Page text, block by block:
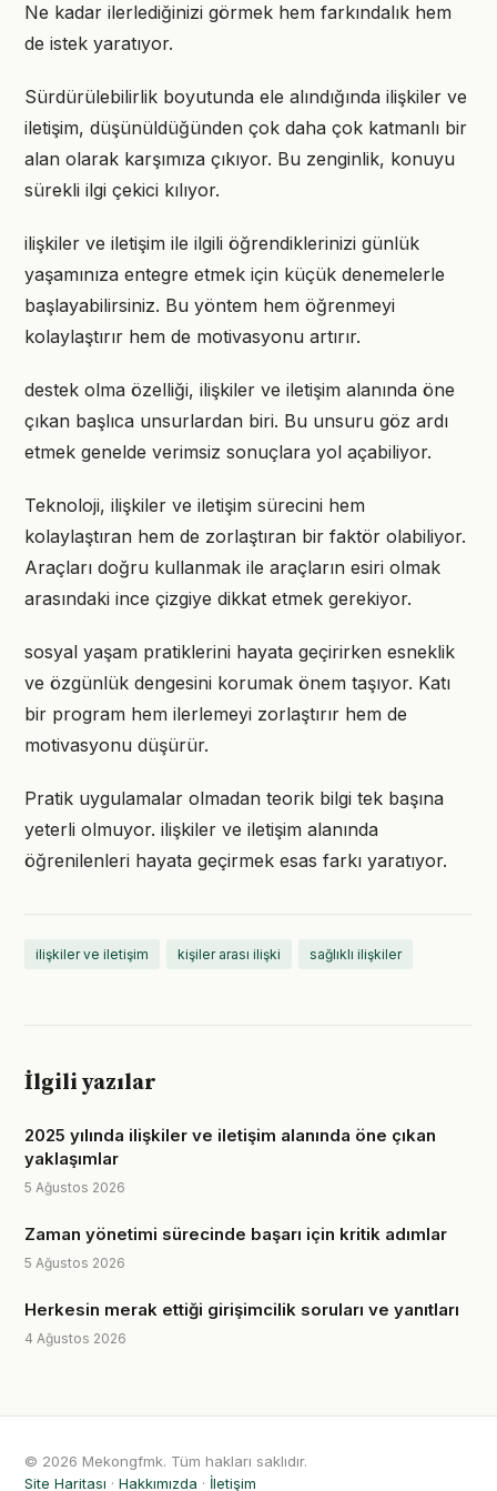
Ne kadar ilerlediğinizi görmek hem farkındalık hem
de istek yaratıyor.
Sürdürülebilirlik boyutunda ele alındığında ilişkiler ve
iletişim, düşünüldüğünden çok daha çok katmanlı bir
alan olarak karşımıza çıkıyor. Bu zenginlik, konuyu
sürekli ilgi çekici kılıyor.
ilişkiler ve iletişim ile ilgili öğrendiklerinizi günlük
yaşamınıza entegre etmek için küçük denemelerle
başlayabilirsiniz. Bu yöntem hem öğrenmeyi
kolaylaştırır hem de motivasyonu artırır.
destek olma özelliği, ilişkiler ve iletişim alanında öne
çıkan başlıca unsurlardan biri. Bu unsuru göz ardı
etmek genelde verimsiz sonuçlara yol açabiliyor.
Teknoloji, ilişkiler ve iletişim sürecini hem
kolaylaştıran hem de zorlaştıran bir faktör olabiliyor.
Araçları doğru kullanmak ile araçların esiri olmak
arasındaki ince çizgiye dikkat etmek gerekiyor.
sosyal yaşam pratiklerini hayata geçirirken esneklik
ve özgünlük dengesini korumak önem taşıyor. Katı
bir program hem ilerlemeyi zorlaştırır hem de
motivasyonu düşürür.
Pratik uygulamalar olmadan teorik bilgi tek başına
yeterli olmuyor. ilişkiler ve iletişim alanında
öğrenilenleri hayata geçirmek esas farkı yaratıyor.
ilişkiler ve iletişim kişiler arası ilişki sağlıklı ilişkiler
İlgili yazılar
2025 yılında ilişkiler ve iletişim alanında öne çıkan
yaklaşımlar
5 Ağustos 2026
Zaman yönetimi sürecinde başarı için kritik adımlar
5 Ağustos 2026
Herkesin merak ettiği girişimcilik soruları ve yanıtları
4 Ağustos 2026
© 2026 Mekongfmk. Tüm hakları saklıdır.
Site Haritası · Hakkımızda · İletişim